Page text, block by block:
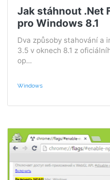
Jak stáhnout .Net
pro Windows 8.1
Dva způsoby stahování a
3.5 v oknech 8.1 z
op...
Windows